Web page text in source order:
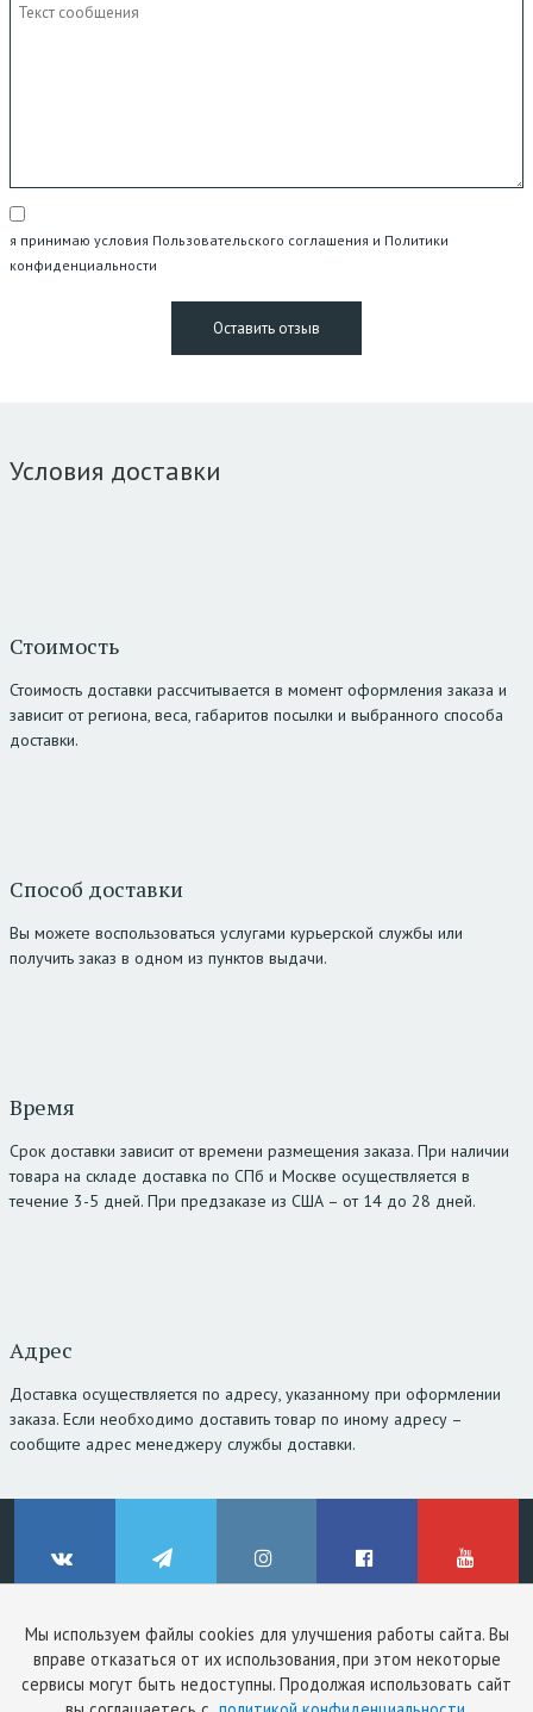
Мы используем файлы cookies для улучшения работы сайта. Вы
вправе отказаться от их использования, при этом некоторые
сервисы могут быть недоступны. Продолжая использовать сайт
я принимаю условия Пользовательского соглашения и Политики
конфиденциальности
Условия доставки
Стоимость
Стоимость доставки рассчитывается в момент оформления заказа и
зависит от региона, веса, габаритов посылки и выбранного способа
доставки.
Способ доставки
Вы можете воспользоваться услугами курьерской службы или
получить заказ в одном из пунктов выдачи.
Время
Срок доставки зависит от времени размещения заказа. При наличии
товара на складе доставка по СПб и Москве осуществляется в
течение 3-5 дней. При предзаказе из США – от 14 до 28 дней.
Адрес
Доставка осуществляется по адресу, указанному при оформлении
заказа. Если необходимо доставить товар по иному адресу –
сообщите адрес менеджеру службы доставки.
ВКонтакте Telegram Instagram Facebook YouTube
© ClinicStyle, 2026
Используя сайт, вы принимаетепользовательское соглашениеи
политику конфиденциальности.